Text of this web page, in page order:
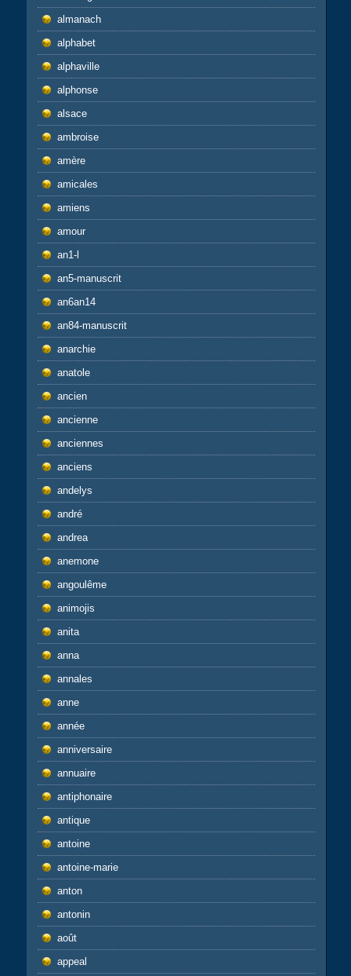
almanach
alphabet
alphaville
alphonse
alsace
ambroise
amère
amicales
amiens
amour
an1-l
an5-manuscrit
an6an14
an84-manuscrit
anarchie
anatole
ancien
ancienne
anciennes
anciens
andelys
andré
andrea
anemone
angoulême
animojis
anita
anna
annales
anne
année
anniversaire
annuaire
antiphonaire
antique
antoine
antoine-marie
anton
antonin
août
appeal